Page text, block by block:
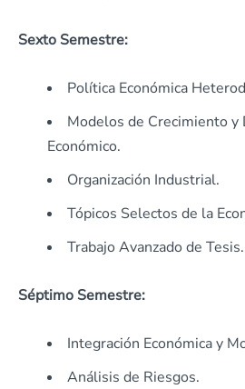
Sexto Semestre:
Política Económica
Modelos de Crecimiento y
Económico.
Organización Industrial.
Tópicos Selectos de la
Trabajo Avanzado de Tesis.
Séptimo Semestre:
Integración Económica y
Análisis de Riesgos.